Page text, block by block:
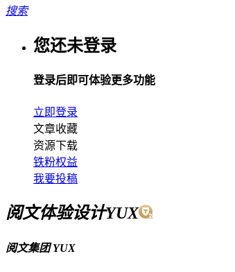
搜索
您还未登录
登录后即可体验更多功能
立即登录
文章收藏
资源下载
铁粉权益
我要投稿
阅文体验设计YUX
阅文集团 YUX